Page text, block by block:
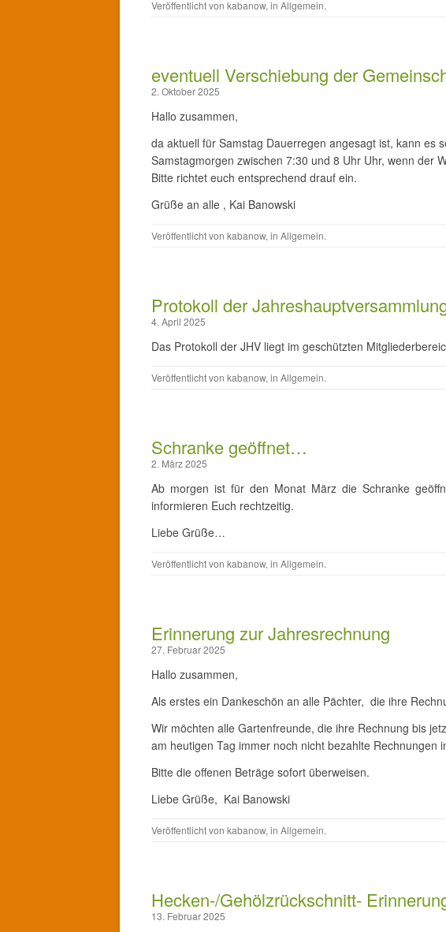
Veröffentlicht von kabanow, in Allgemein.
eventuell Verschiebung der
2. Oktober 2025
Hallo zusammen,
da aktuell für Samstag Dauerregen angesagt ist, kann es
Samstagmorgen zwischen 7:30 und 8 Uhr Uhr, wenn der
Bitte richtet euch entsprechend drauf ein.
Grüße an alle , Kai Banowski
Veröffentlicht von kabanow, in Allgemein.
Protokoll der
4. April 2025
Das Protokoll der JHV liegt im geschützten
Veröffentlicht von kabanow, in Allgemein.
Schranke geöffnet…
2. März 2025
Ab morgen ist für den Monat März die Schranke
informieren Euch rechtzeitig.
Liebe Grüße…
Veröffentlicht von kabanow, in Allgemein.
Erinnerung zur Jahresrechnung
27. Februar 2025
Hallo zusammen,
Als erstes ein Dankeschön an alle Pächter, die ihre
Wir möchten alle Gartenfreunde, die ihre Rechnung bis
am heutigen Tag immer noch nicht bezahlte Rechnungen
Bitte die offenen Beträge sofort überweisen.
Liebe Grüße, Kai Banowski
Veröffentlicht von kabanow, in Allgemein.
Hecken-/Gehölzrückschnitt-
13. Februar 2025